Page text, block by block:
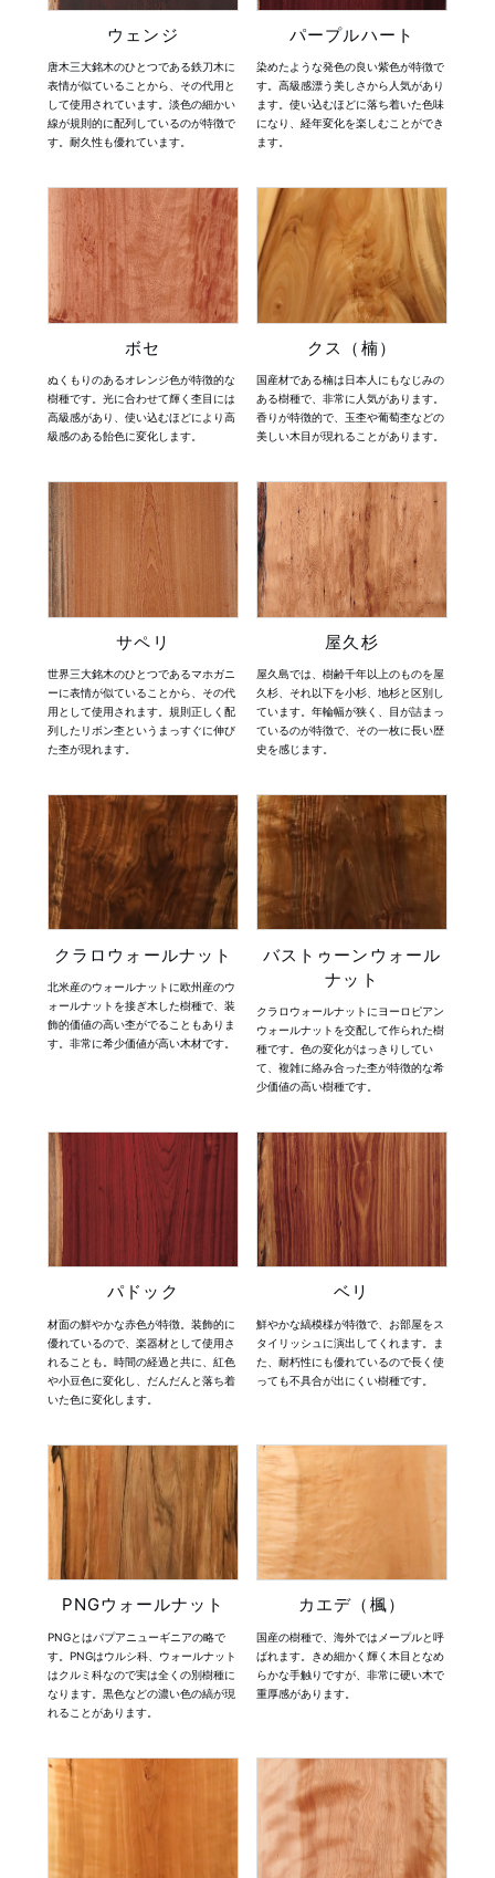
ウェンジ
唐木三大銘木のひとつである鉄刀木に
表情が似ていることから、その代用と
して使用されています。淡色の細かい
線が規則的に配列しているのが特徴で
す。耐久性も優れています。
パープルハート
染めたような発色の良い紫色が特徴で
す。高級感漂う美しさから人気があり
ます。使い込むほどに落ち着いた色味
になり、経年変化を楽しむことができ
ます。
ボセ
ぬくもりのあるオレンジ色が特徴的な
樹種です。光に合わせて輝く杢目には
高級感があり、使い込むほどにより高
級感のある飴色に変化します。
クス（楠）
国産材である楠は日本人にもなじみの
ある樹種で、非常に人気があります。
香りが特徴的で、玉杢や葡萄杢などの
美しい木目が現れることがあります。
サペリ
世界三大銘木のひとつであるマホガニ
ーに表情が似ていることから、その代
用として使用されます。規則正しく配
列したリボン杢というまっすぐに伸び
た杢が現れます。
屋久杉
屋久島では、樹齢千年以上のものを屋
久杉、それ以下を小杉、地杉と区別し
ています。年輪幅が狭く、目が詰まっ
ているのが特徴で、その一枚に長い歴
史を感じます。
クラロウォールナット
北米産のウォールナットに欧州産のウ
ォールナットを接ぎ木した樹種で、装
飾的価値の高い杢がでることもありま
す。非常に希少価値が高い木材です。
バストゥーンウォール
ナット
クラロウォールナットにヨーロピアン
ウォールナットを交配して作られた樹
種です。色の変化がはっきりしてい
て、複雑に絡み合った杢が特徴的な希
少価値の高い樹種です。
パドック
材面の鮮やかな赤色が特徴。装飾的に
優れているので、楽器材として使用さ
れることも。時間の経過と共に、紅色
や小豆色に変化し、だんだんと落ち着
いた色に変化します。
ベリ
鮮やかな縞模様が特徴で、お部屋をス
タイリッシュに演出してくれます。ま
た、耐朽性にも優れているので長く使
っても不具合が出にくい樹種です。
PNGウォールナット
PNGとはパプアニューギニアの略で
す。PNGはウルシ科、ウォールナット
はクルミ科なので実は全くの別樹種に
なります。黒色などの濃い色の縞が現
れることがあります。
カエデ（楓）
国産の樹種で、海外ではメープルと呼
ばれます。きめ細かく輝く木目となめ
らかな手触りですが、非常に硬い木で
重厚感があります。